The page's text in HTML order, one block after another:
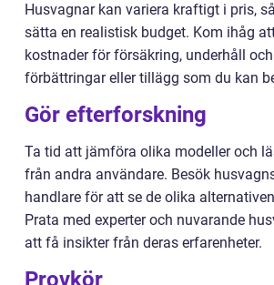
Husvagnar kan variera kraftigt i pris,
sätta en realistisk budget. Kom ihåg
kostnader för försäkring, underhåll
förbättringar eller tillägg som du kan
Gör efterforskning
Ta tid att jämföra olika modeller och
från andra användare. Besök
handlare för att se de olika
Prata med experter och nuvarande
att få insikter från deras erfarenheter.